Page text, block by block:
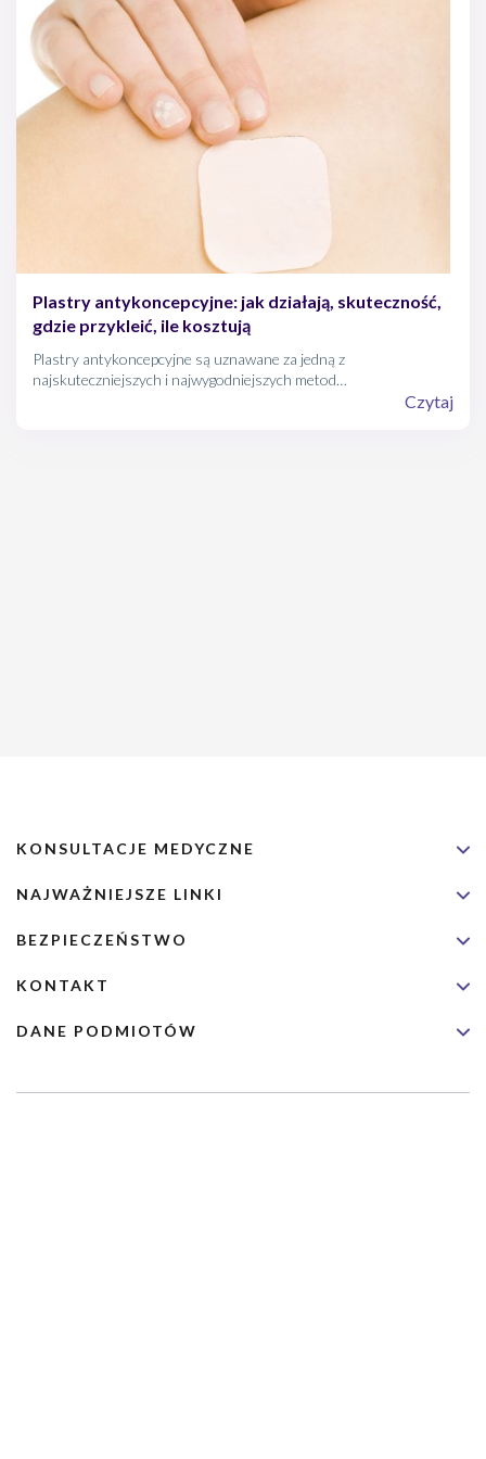
antykoncepcyjny (NuvaRing) - stan wiedzy na 2008 rok [w:]
Ginekologia Polska nr 10/2008
Plastry antykoncepcyjne: jak działają, skuteczność,
gdzie przykleić, ile kosztują
Plastry antykoncepcyjne są uznawane za jedną z
najskuteczniejszych i najwygodniejszych metod
Czytaj
KONSULTACJE MEDYCZNE
NAJWAŻNIEJSZE LINKI
BEZPIECZEŃSTWO
KONTAKT
DANE PODMIOTÓW